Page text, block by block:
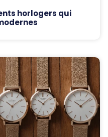
horlogers qui